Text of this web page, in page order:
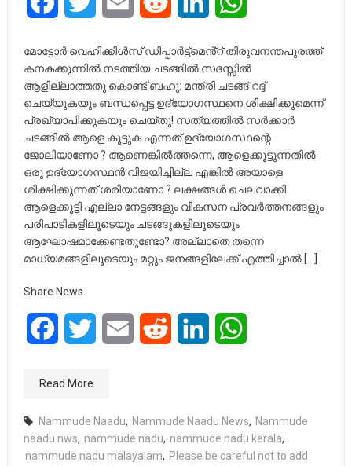
മോട്ടോർ വെഹിക്കിൾസ് ഡിപ്പാർട്ട്മെൻ്റ് തിരുവനന്തപുരത്ത്
കനകക്കുന്നിൽ നടത്തിയ ചടങ്ങിൽ സദസ്സിൽ
ആളില്ലാത്തതു കൊണ്ട് ബഹു: മന്ത്രി ചടങ്ങ് റദ്ദ്
ചെയ്യുകയും ബന്ധപ്പെട്ട ഉദ്യോഗസ്ഥനെ ശിക്ഷിക്കുമെന്ന്
പ്രഖ്യാപിക്കുകയും ചെയ്തു! സത്യത്തിൽ സർക്കാർ
ചടങ്ങിൽ ആളെ കൂട്ടുക എന്നത് ഉദ്യോഗസ്ഥന്റെ
ജോലിയാണോ ? ആണെങ്കിൽത്തന്നെ, ആളെക്കൂട്ടുന്നതിൽ
ഒരു ഉദ്യോഗസ്ഥൻ വിജയിച്ചില്ല എങ്കിൽ അയാളെ
ശിക്ഷിക്കുന്നത് ശരിയാണോ ? ലക്ഷങ്ങൾ ചെലവാക്കി
ആളെക്കൂട്ടി എല്ലാ നേട്ടങ്ങളും വികസന പ്രവർത്തനങ്ങളും
പരിപാടികളിലൂടെയും ചടങ്ങുകളിലൂടെയും
ആഘോഷമാക്കേണ്ടതുണ്ടോ? അല്ലാതെ തന്നെ
മാധ്യമങ്ങളിലൂടെയും മറ്റും ജനങ്ങളിലേക്ക് എത്തിച്ചാൽ […]
Share News
FacebookTwitter Email Reddit LinkedIn
Read More
Nammude Naadu, Nammude Naadu News, Nammude
naadu nws, nammude nadu, nammude nadu kerala,
nammude nadu malayalam, Please be careful not to add